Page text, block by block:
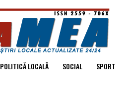
POLITICĂ LOCALĂ SOCIAL SPORT